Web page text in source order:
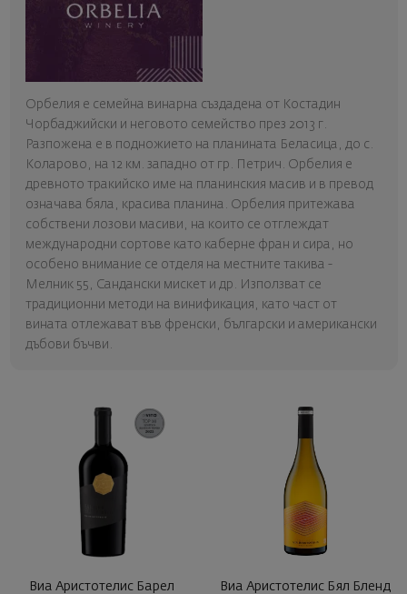
Oрбелия е семейна винарна създадена от Костадин
Чорбаджийски и неговото семейство през 2013 г.
Разпожена е в подножието на планината Беласица, до с.
Коларово, на 12 км. западно от гр. Петрич. Орбелия е
древното тракийско име на планинския масив и в превод
означава бяла, красива планина. Орбелия притежава
собствени лозови масиви, на които се отглеждат
международни сортове като каберне фран и сира, но
особено внимание се отделя на местните такива -
Мелник 55, Сандански мискет и др. Използват се
традиционни методи на винификация, като част от
вината отлежават във френски, български и американски
дъбови бъчви.
Виа Аристотелис Барел
Виа Аристотелис Бял Бленд